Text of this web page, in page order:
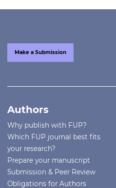
Make a Submission
Authors
Why publish with FUP?
Which FUP journal best fits
your research?
Prepare your manuscript
Submission & Peer Review
Obligations for Authors